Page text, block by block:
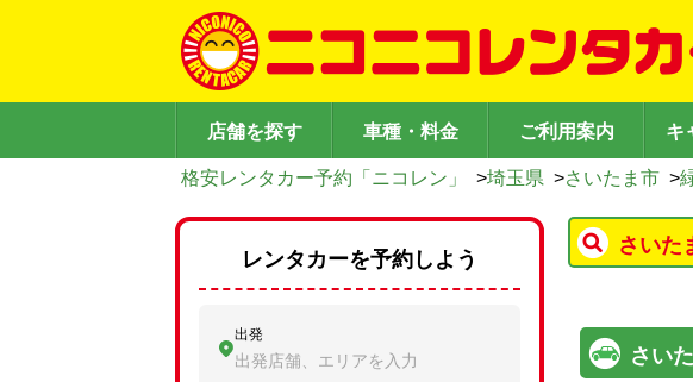
店舗を探す 車種・料金 ご利用案内 キ
格安レンタカー予約「ニコレン」 >埼玉県 >さいたま市 >
さいた
さい
レンタカーを予約しよう
出発
出発店舗、エリアを入力